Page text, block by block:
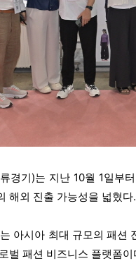
경기)는 지난 10월 1일부
해외 진출 가능성을 넓혔다.
는 아시아 최대 규모의 패
벌 패션 비즈니스 플랫폼이